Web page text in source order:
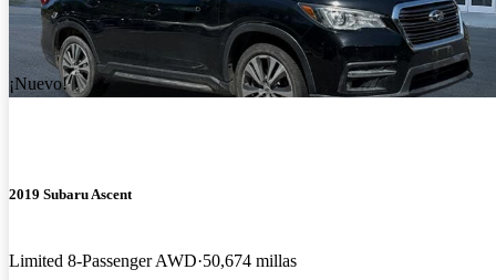
¡Nuevo!
2019 Subaru Ascent
Limited 8-Passenger AWD 50,674 millas